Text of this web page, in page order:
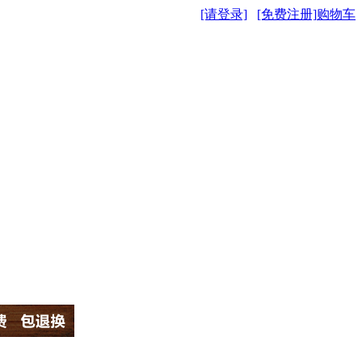
[请登录] [免费注册]购物车